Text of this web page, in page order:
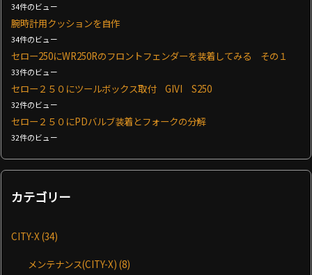
34件のビュー
腕時計用クッションを自作
34件のビュー
セロー250にWR250Rのフロントフェンダーを装着してみる その１
33件のビュー
セロー２５０にツールボックス取付 GIVI S250
32件のビュー
セロー２５０にPDバルブ装着とフォークの分解
32件のビュー
カテゴリー
CITY-X (34)
メンテナンス(CITY-X)(8)